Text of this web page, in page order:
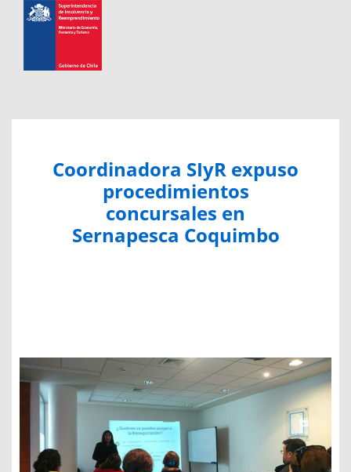
Coordinadora SIyR expuso
procedimientos
concursales en
Sernapesca Coquimbo